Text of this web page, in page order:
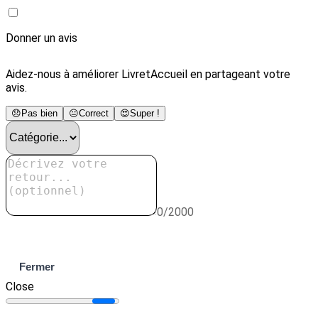
Donner un avis
Aidez-nous à améliorer LivretAccueil en partageant votre
avis.
😞 Pas bien 😐Correct 😍Super !
0/2000
Fermer
Close